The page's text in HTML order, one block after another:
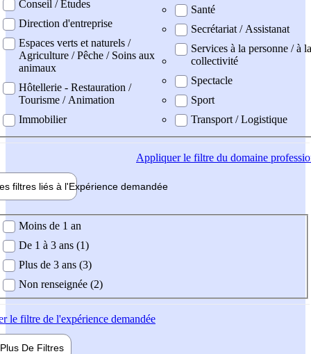
Conseil / Etudes
Direction d'entreprise
Espaces verts et naturels /
Agriculture / Pêche / Soins aux
animaux
Hôtellerie - Restauration /
Tourisme / Animation
Immobilier
Santé
Secrétariat / Assistanat
Services à la personne / à la
collectivité
Spectacle
Sport
Transport / Logistique
Appliquerle filtre du domaine
filtres liés à l'Expérience demandée
demandée
Moins de 1 an
De 1 à 3 ans (1)
Plus de 3 ans (3)
Non renseignée (2)
le filtre de l'expérience demandée
Plus De Filtres